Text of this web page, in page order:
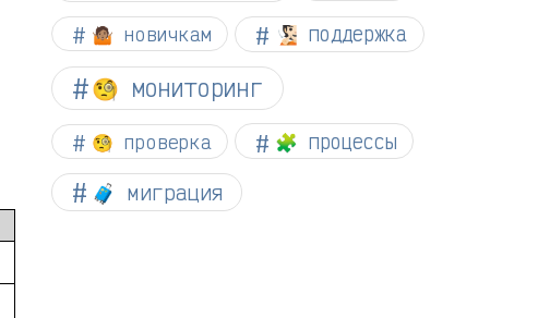
🤷🏽 новичкам 🧏🏻 поддержка
🧐 мониторинг
🧐 проверка 🧩 процессы
🧳 миграция